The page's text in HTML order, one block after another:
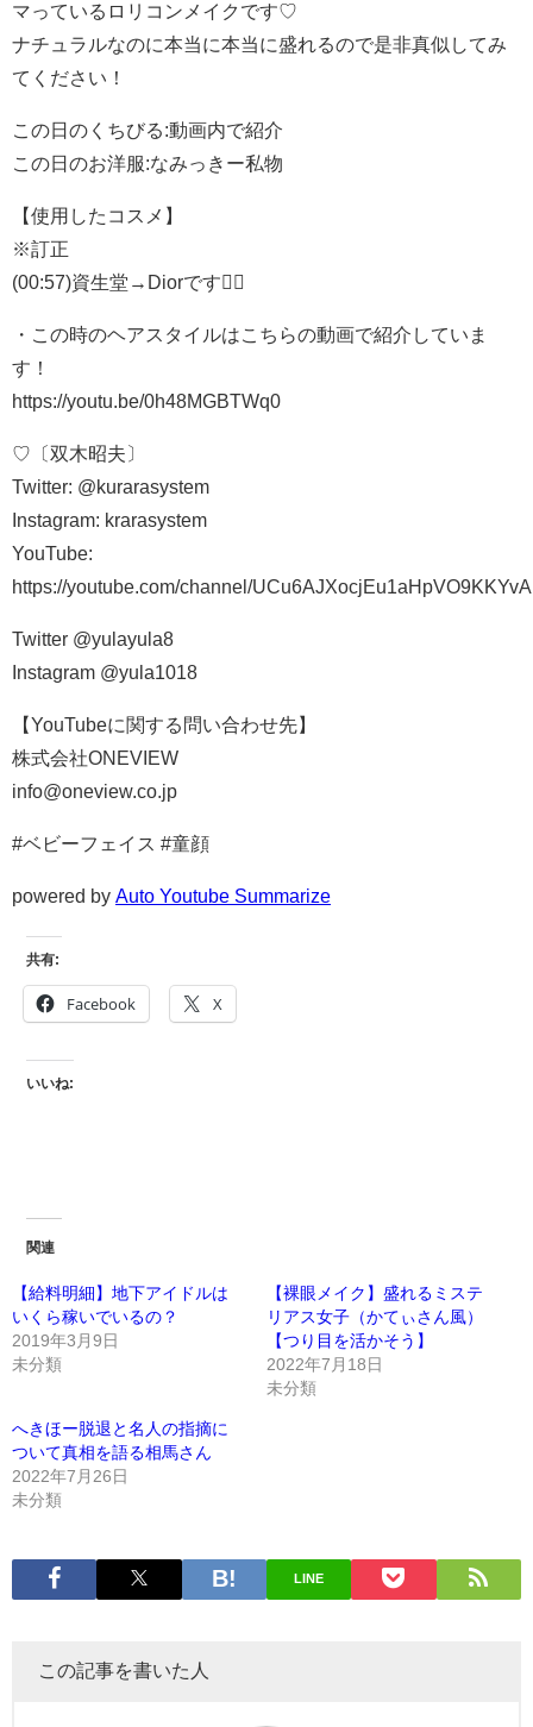
マっているロリコンメイクです♡
ナチュラルなのに本当に本当に盛れるので是非真似してみ
てください！
この日のくちびる:動画内で紹介
この日のお洋服:なみっきー私物
【使用したコスメ】
※訂正
(00:57)資生堂→Diorです🙇‍♀️
・この時のヘアスタイルはこちらの動画で紹介していま
す！
https://youtu.be/0h48MGBTWq0
♡〔双木昭夫〕
Twitter: @kurarasystem
Instagram: krarasystem
YouTube:
https://youtube.com/channel/UCu6AJXocjEu1aHpVO9KKYvA
Twitter @yulayula8
Instagram @yula1018
【YouTubeに関する問い合わせ先】
株式会社ONEVIEW
info@oneview.co.jp
#ベビーフェイス #童顔
powered by Auto Youtube Summarize
共有:
Facebook X
いいね:
関連
【給料明細】地下アイドルは
いくら稼いでいるの？
2019年3月9日
未分類
【裸眼メイク】盛れるミステ
リアス女子（かてぃさん風）
【つり目を活かそう】
2022年7月18日
未分類
へきほー脱退と名人の指摘に
ついて真相を語る相馬さん
2022年7月26日
未分類
LINE
この記事を書いた人